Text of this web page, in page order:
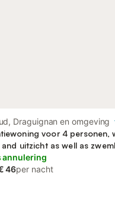
Draguignan en omgeving
voor 4 personen,
uitzicht as well as
annulering
46per nacht